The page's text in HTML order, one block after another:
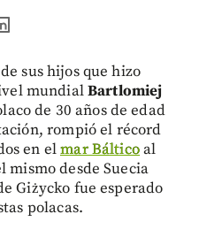
sus hijos que hizo
mundialBartlomiej
de 30 años de edad
rompió el récord
en elmar Bálticoal
mismo desde Suecia
Giżycko fue esperado
polacas.